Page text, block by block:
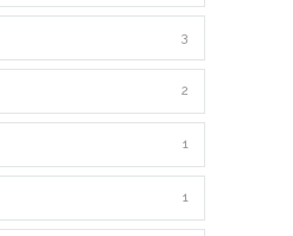
3
2
1
1